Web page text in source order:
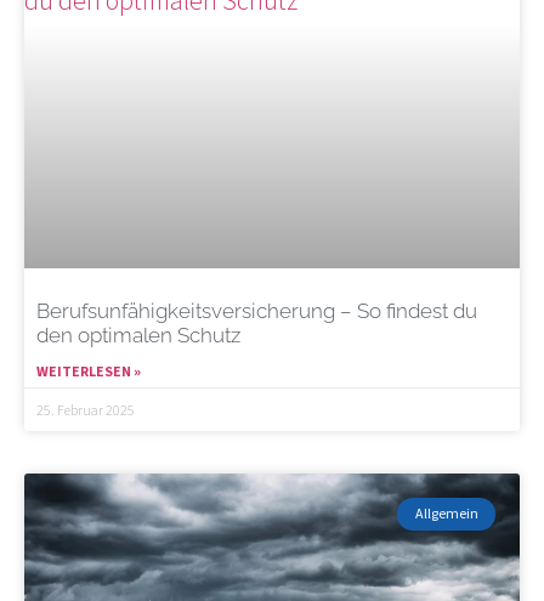
Berufsunfähigkeitsversicherung – So findest du
den optimalen Schutz
WEITERLESEN »
25. Februar 2025
Allgemein